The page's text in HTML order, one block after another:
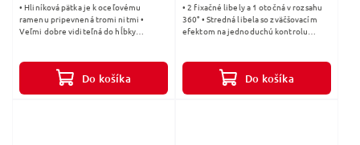
Do košíka
• Hliníková pätka je k oceľovému
ramenu pripevnená tromi nitmi •
Veľmi dobre viditeľná do hĺbky
Do košíka
• 2 fixačné libely a 1 otočná v rozsahu
360° • Stredná libela so zväčšovacím
efektom na jednoduchú kontrolu